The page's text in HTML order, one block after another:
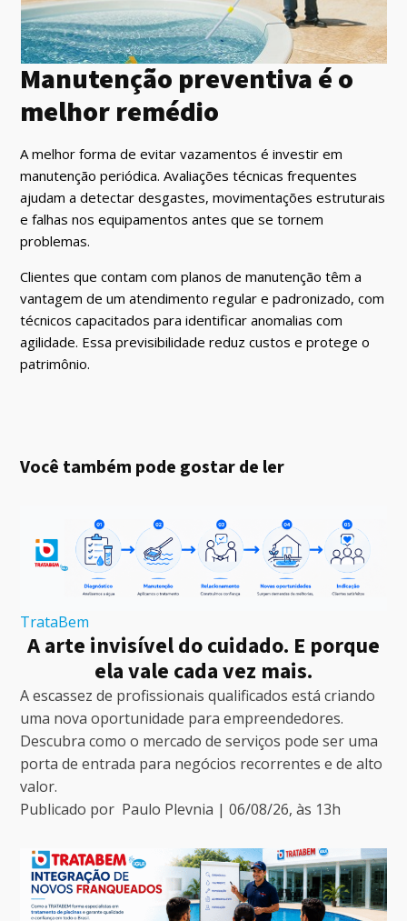
Manutenção preventiva é o
melhor remédio
A melhor forma de evitar vazamentos é investir em
manutenção periódica. Avaliações técnicas frequentes
ajudam a detectar desgastes, movimentações estruturais
e falhas nos equipamentos antes que se tornem
problemas.
Clientes que contam com planos de manutenção têm a
vantagem de um atendimento regular e padronizado, com
técnicos capacitados para identificar anomalias com
agilidade. Essa previsibilidade reduz custos e protege o
patrimônio.
Você também pode gostar de ler
TrataBem
A arte invisível do cuidado. E porque
ela vale cada vez mais.
A escassez de profissionais qualificados está criando
uma nova oportunidade para empreendedores.
Descubra como o mercado de serviços pode ser uma
porta de entrada para negócios recorrentes e de alto
valor.
Publicado por Paulo Plevnia |06/08/26, às 13h